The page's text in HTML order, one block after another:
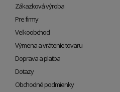
Zákazková výroba
Pre firmy
Veľkoobchod
Výmena a vrátenie tovaru
Doprava a platba
Dotazy
Obchodné podmienky